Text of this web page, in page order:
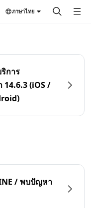
ภาษาไทย
การ
14.6.3 (iOS /
/ พบปัญหา